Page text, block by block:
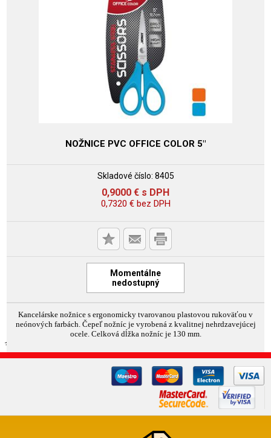
NOŽNICE PVC OFFICE COLOR 5"
Skladové číslo: 8405
0,9000 € s DPH
0,7320 €bez DPH
Momentálne
nedostupný
Kancelárske nožnice s ergonomicky tvarovanou plastovou rukoväťou v
neónových farbách. Čepeľ nožníc je vyrobená z kvalitnej nehrdzavejúcej
ocele. Celková dĺžka nožníc je 130 mm.